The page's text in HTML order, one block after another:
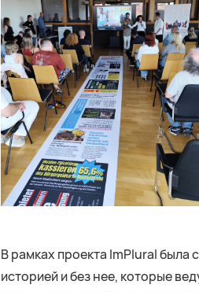
В рамках проекта ImPlural
историей и без нее, которые